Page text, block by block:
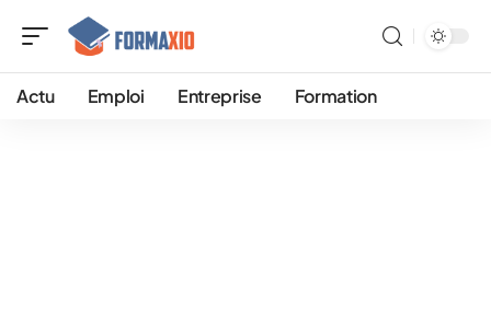
Actu Emploi Entreprise Formation